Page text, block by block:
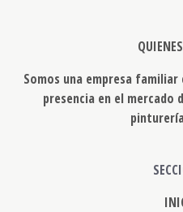
Somos una empresa
presencia en el